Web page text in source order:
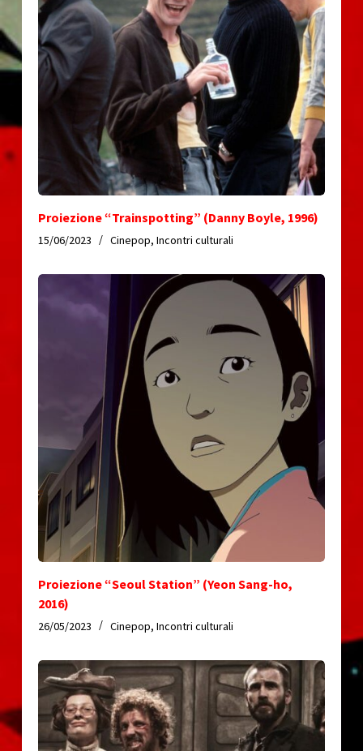
Proiezione “Trainspotting” (Danny Boyle, 1996)
15/06/2023 Cinepop, Incontri culturali
Proiezione “Seoul Station” (Yeon Sang-ho,
2016)
26/05/2023 Cinepop, Incontri culturali